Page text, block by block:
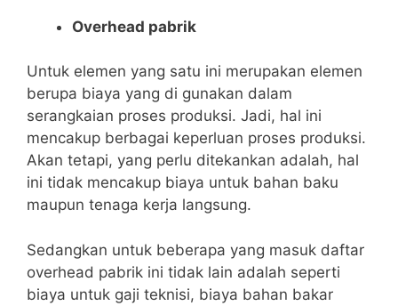
Overhead pabrik
Untuk elemen yang satu ini merupakan elemen
berupa biaya yang di gunakan dalam
serangkaian proses produksi. Jadi, hal ini
mencakup berbagai keperluan proses produksi.
Akan tetapi, yang perlu ditekankan adalah, hal
ini tidak mencakup biaya untuk bahan baku
maupun tenaga kerja langsung.
Sedangkan untuk beberapa yang masuk daftar
overhead pabrik ini tidak lain adalah seperti
biaya untuk gaji teknisi, biaya bahan bakar